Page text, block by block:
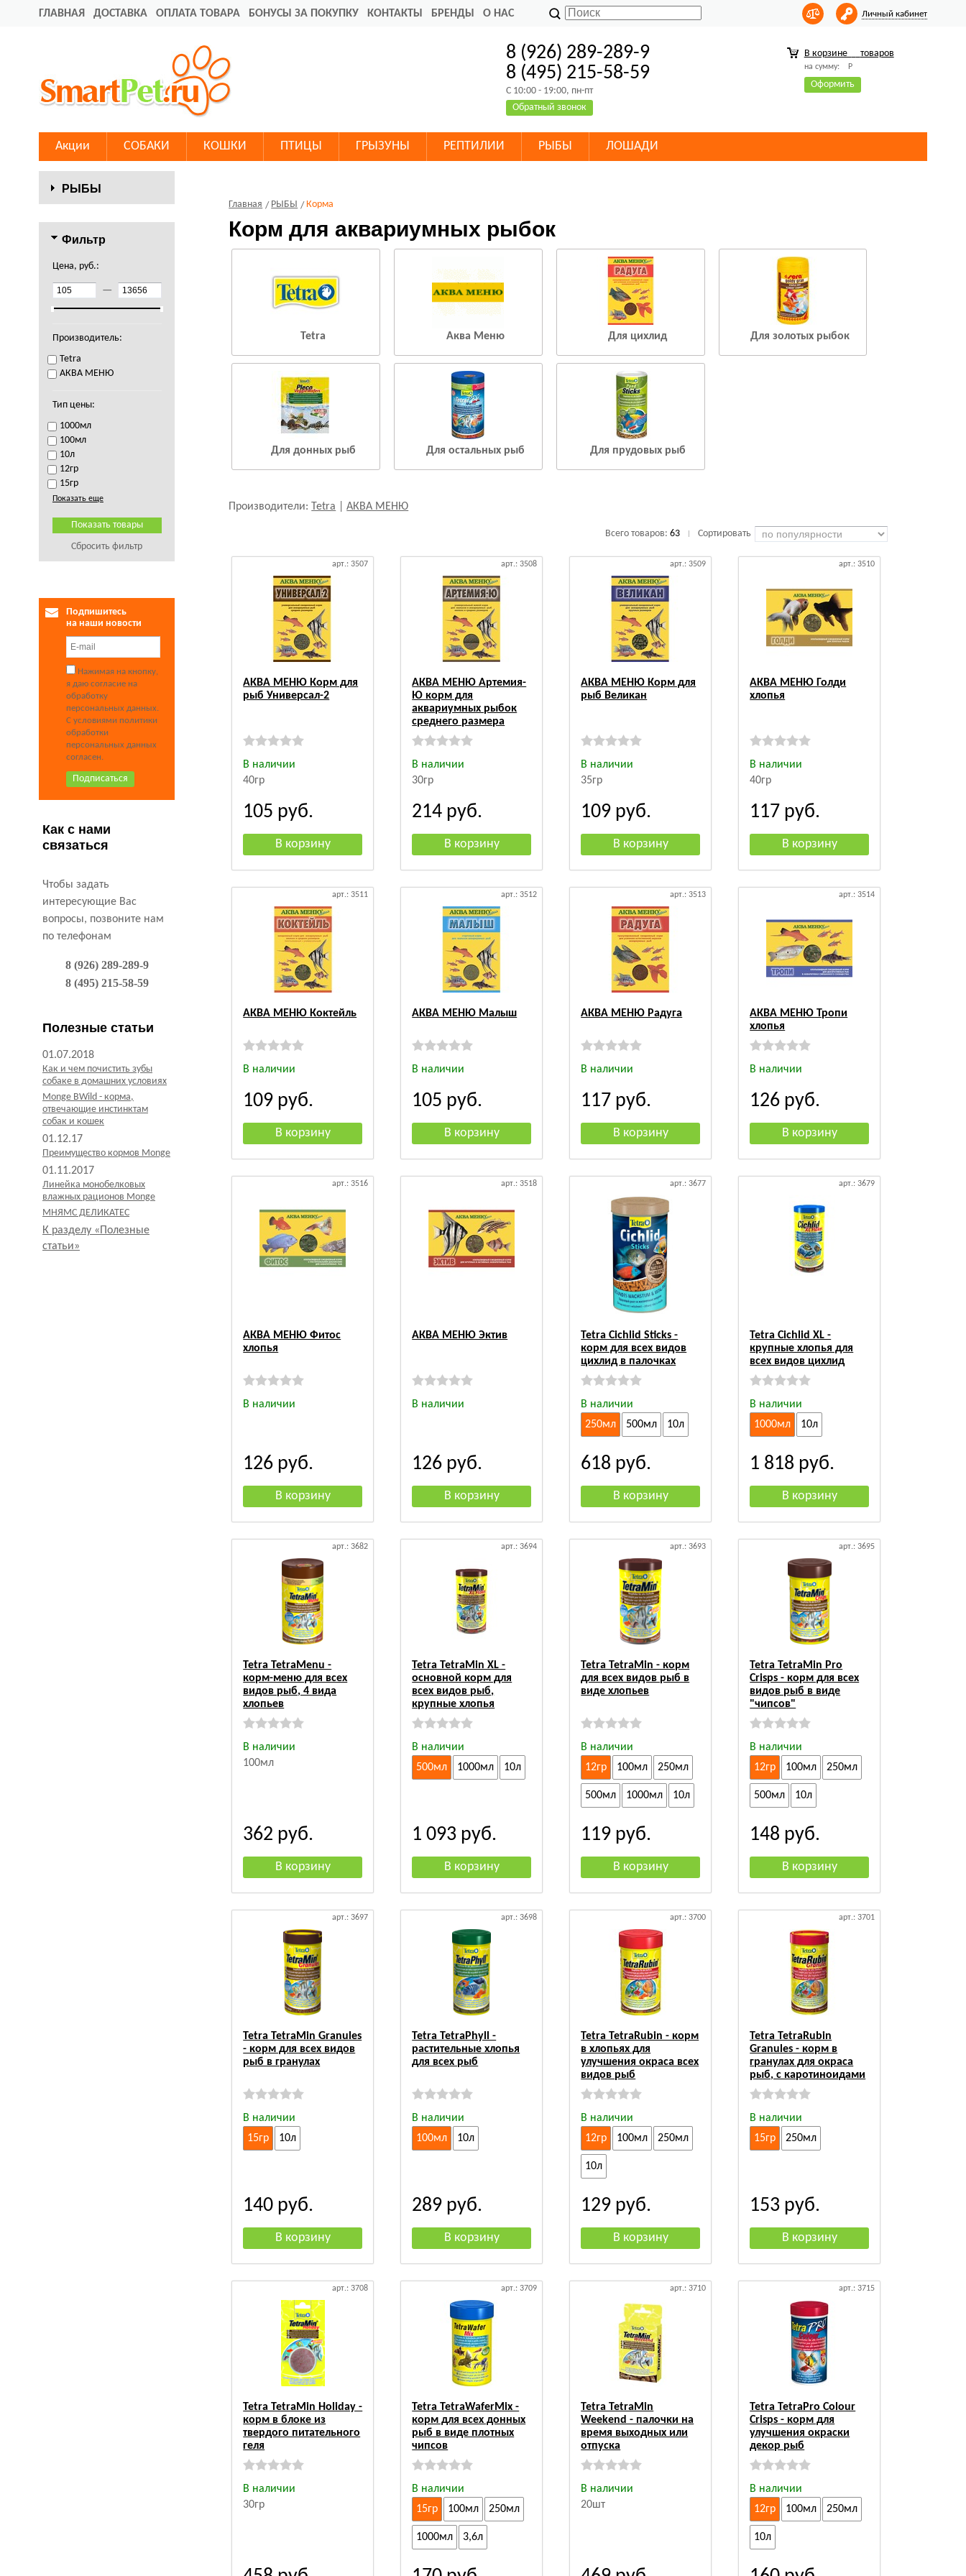
ГЛАВНАЯ ДОСТАВКА ОПЛАТА ТОВАРА БОНУСЫ ЗА ПОКУПКУ КОНТАКТЫ БРЕНДЫ О НАС Личный кабинет
8 (926) 289-289-9
8 (495) 215-58-59
C 10:00 - 19:00, пн-пт
Обратный звонок
В корзине товаров
на сумму: Р
Оформить
Акции СОБАКИ КОШКИ ПТИЦЫ ГРЫЗУНЫ РЕПТИЛИИ РЫБЫ ЛОШАДИ
РЫБЫ
Фильтр
Цена, руб.:
—
Производитель:
Tetra
АКВА МЕНЮ
Тип цены:
1000мл
100мл
10л
12гр
15гр
Показать еще
Сбросить фильтр
Подпишитесь
на наши новости
Нажимая на кнопку,
я даю согласие на
обработку
персональных данных.
С условиями политики
обработки
персональных данных
согласен.
Как с нами
связаться
Чтобы задать
интересующие Вас
вопросы, позвоните нам
по телефонам
8 (926) 289-289-9
8 (495) 215-58-59
Полезные статьи
01.07.2018
Как и чем почистить зубы
собаке в домашних условиях
Monge BWild - корма,
отвечающие инстинктам
собак и кошек
01.12.17
Преимущество кормов Monge
01.11.2017
Линейка монобелковых
влажных рационов Monge
МНЯМС ДЕЛИКАТЕС
К разделу «Полезные
статьи»
Главная РЫБЫ Корма
Корм для аквариумных рыбок
Tetra Аква Меню Для цихлид Для золотых рыбок
Для донных рыб Для остальных рыб Для прудовых рыб
Производители: Tetra |АКВА МЕНЮ
Всего товаров: 63 Сортировать
арт.: 3507
АКВА МЕНЮ Корм для
рыб Универсал-2
В наличии
40гр
105 руб.
арт.: 3508
АКВА МЕНЮ Артемия-
Ю корм для
аквариумных рыбок
среднего размера
В наличии
30гр
214 руб.
арт.: 3509
АКВА МЕНЮ Корм для
рыб Великан
В наличии
35гр
109 руб.
арт.: 3510
АКВА МЕНЮ Голди
хлопья
В наличии
40гр
117 руб.
арт.: 3511
АКВА МЕНЮ Коктейль
В наличии
109 руб.
арт.: 3512
АКВА МЕНЮ Малыш
В наличии
105 руб.
арт.: 3513
АКВА МЕНЮ Радуга
В наличии
117 руб.
арт.: 3514
АКВА МЕНЮ Тропи
хлопья
В наличии
126 руб.
арт.: 3516
АКВА МЕНЮ Фитос
хлопья
В наличии
126 руб.
арт.: 3518
АКВА МЕНЮ Эктив
В наличии
126 руб.
арт.: 3677
Tetra Cichlid Sticks -
корм для всех видов
цихлид в палочках
В наличии
250мл
500мл 10л
618 руб.
арт.: 3679
Tetra Cichlid XL -
крупные хлопья для
всех видов цихлид
В наличии
1000мл
10л
1 818 руб.
арт.: 3682
Tetra TetraMenu -
корм-меню для всех
видов рыб, 4 вида
хлопьев
В наличии
100мл
362 руб.
арт.: 3694
Tetra TetraMin XL -
основной корм для
всех видов рыб,
крупные хлопья
В наличии
500мл
1000мл 10л
1 093 руб.
арт.: 3693
Tetra TetraMin - корм
для всех видов рыб в
виде хлопьев
В наличии
12гр
100мл 250мл
500мл 1000мл 10л
119 руб.
арт.: 3695
Tetra TetraMin Pro
Crisps - корм для всех
видов рыб в виде
"чипсов"
В наличии
12гр
100мл 250мл
500мл 10л
148 руб.
арт.: 3697
Tetra TetraMin Granules
- корм для всех видов
рыб в гранулах
В наличии
15гр
10л
140 руб.
арт.: 3698
Tetra TetraPhyll -
растительные хлопья
для всех рыб
В наличии
100мл
10л
289 руб.
арт.: 3700
Tetra TetraRubin - корм
в хлопьях для
улучшения окраса всех
видов рыб
В наличии
12гр
100мл 250мл
10л
129 руб.
арт.: 3701
Tetra TetraRubin
Granules - корм в
гранулах для окраса
рыб, с каротиноидами
В наличии
15гр
250мл
153 руб.
арт.: 3708
Tetra TetraMin Holiday -
корм в блоке из
твердого питательного
геля
В наличии
30гр
арт.: 3709
Tetra TetraWaferMix -
корм для всех донных
рыб в виде плотных
чипсов
В наличии
15гр
100мл 250мл
1000мл 3,6л
арт.: 3710
Tetra TetraMin
Weekend - палочки на
время выходных или
отпуска
В наличии
20шт
арт.: 3715
Tetra TetraPro Colour
Crisps - корм для
улучшения окраски
декор рыб
В наличии
12гр
100мл 250мл
10л